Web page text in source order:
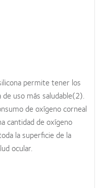
permite tener los
uso más saludable(2).
de oxígeno corneal
cantidad de oxígeno
la superficie de la
ocular.